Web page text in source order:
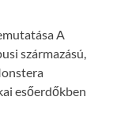
A
származású,
esőerdőkben